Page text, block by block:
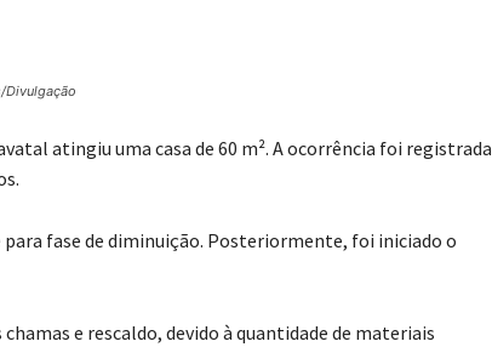
Divulgação
atingiu uma casa de 60 m². A ocorrência foi registrada
fase de diminuição. Posteriormente, foi iniciado o
e rescaldo, devido à quantidade de materiais